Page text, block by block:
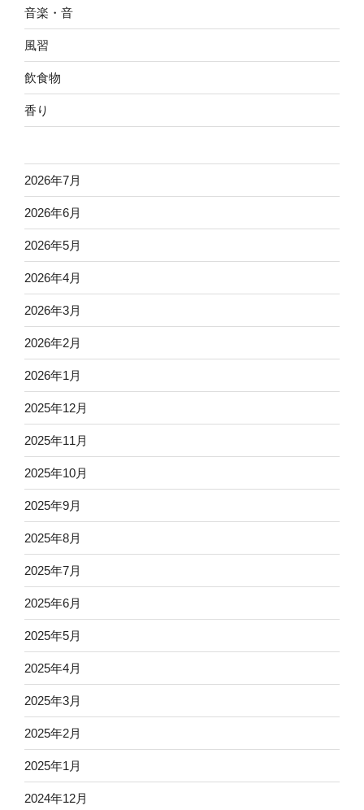
音楽・音
風習
飲食物
香り
2026年7月
2026年6月
2026年5月
2026年4月
2026年3月
2026年2月
2026年1月
2025年12月
2025年11月
2025年10月
2025年9月
2025年8月
2025年7月
2025年6月
2025年5月
2025年4月
2025年3月
2025年2月
2025年1月
2024年12月